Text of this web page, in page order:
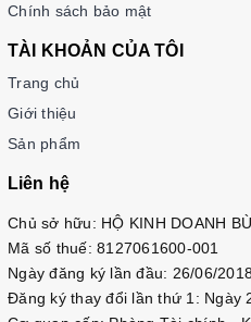
Chính sách bảo mật
TÀI KHOẢN CỦA TÔI
Trang chủ
Giới thiệu
Sản phẩm
Liên hệ
Chủ sở hữu: HỘ KINH DOANH
Mã số thuế: 8127061600-001
Ngày đăng ký lần đầu: 26/06/2018
Đăng ký thay đổi lần thứ 1: Ngày